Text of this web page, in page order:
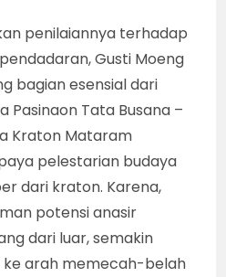
penilaiannya terhadap
Gusti Moeng
bagian esensial dari
Pasinaon Tata Busana –
Kraton Mataram
pelestarian budaya
dari kraton. Karena,
potensi anasir
dari luar, semakin
ke arah memecah-belah